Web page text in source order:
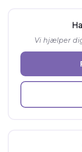
Vi hjælper